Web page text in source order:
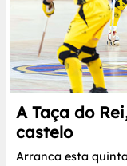
A Taça do
castelo
Arranca esta